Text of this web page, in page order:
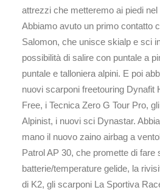
attrezzi che metteremo ai piedi
Abbiamo avuto un primo contatto
Salomon, che unisce skialp e sci
possibilità di salire con puntale a
puntale e talloniera alpini. E poi
nuovi scarponi freetouring Dynafit
Free, i Tecnica Zero G Tour Pro,
Alpinist, i nuovi sci Dynastar.
mano il nuovo zaino airbag a
Patrol AP 30, che promette di fare
batterie/temperature gelide, la
di K2, gli scarponi La Sportiva